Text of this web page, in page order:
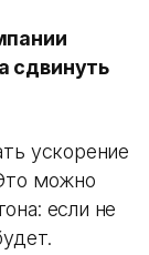
сдвинуть
ускорение
можно
если не